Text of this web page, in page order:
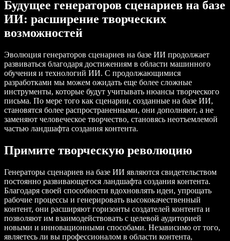
Будущее генераторов сценариев на базе
ИИ: расширение творческих
возможностей
Эволюция генераторов сценариев на базе ИИ продолжает
развиваться благодаря достижениям в области машинного
обучения и технологий ИИ. С продолжающимися
разработками мы можем ожидать еще более сложные
инструменты, которые будут учитывать нюансы творческого
письма. По мере того как сценарии, созданные на базе ИИ,
становятся более распространенными, они дополняют, а не
заменяют человеческое творчество, становясь неотъемлемой
частью ландшафта создания контента.
Примите творческую революцию
Генераторы сценариев на базе ИИ являются свидетельством
постоянно развивающегося ландшафта создания контента.
Благодаря своей способности вдохновлять идеи, упрощать
рабочие процессы и генерировать высококачественный
контент, они расширяют горизонты создателей контента и
позволяют им взаимодействовать с целевой аудиторией
новыми и инновационными способами. Независимо от того,
являетесь ли вы профессионалом в области контента,